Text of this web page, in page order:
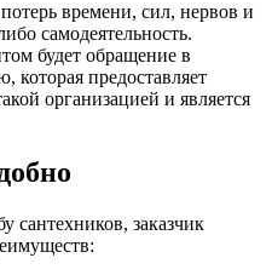
времени, сил, нервов и
самодеятельность.
будет обращение в
предоставляет
организацией и является
сантехников, заказчик